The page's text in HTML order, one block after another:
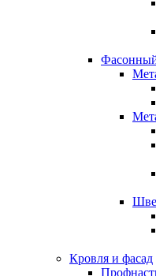
Кровля и фасад